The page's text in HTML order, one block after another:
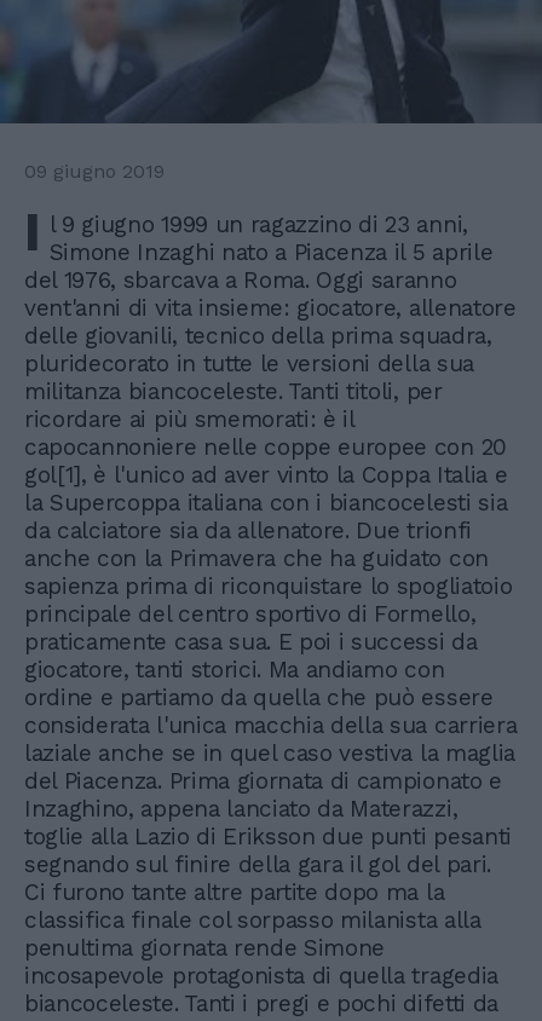
09 giugno 2019
I l 9 giugno 1999 un ragazzino di 23 anni,
Simone Inzaghi nato a Piacenza il 5 aprile
del 1976, sbarcava a Roma. Oggi saranno
vent'anni di vita insieme: giocatore, allenatore
delle giovanili, tecnico della prima squadra,
pluridecorato in tutte le versioni della sua
militanza biancoceleste. Tanti titoli, per
ricordare ai più smemorati: è il
capocannoniere nelle coppe europee con 20
gol[1], è l'unico ad aver vinto la Coppa Italia e
la Supercoppa italiana con i biancocelesti sia
da calciatore sia da allenatore. Due trionfi
anche con la Primavera che ha guidato con
sapienza prima di riconquistare lo spogliatoio
principale del centro sportivo di Formello,
praticamente casa sua. E poi i successi da
giocatore, tanti storici. Ma andiamo con
ordine e partiamo da quella che può essere
considerata l'unica macchia della sua carriera
laziale anche se in quel caso vestiva la maglia
del Piacenza. Prima giornata di campionato e
Inzaghino, appena lanciato da Materazzi,
toglie alla Lazio di Eriksson due punti pesanti
segnando sul finire della gara il gol del pari.
Ci furono tante altre partite dopo ma la
classifica finale col sorpasso milanista alla
penultima giornata rende Simone
incosapevole protagonista di quella tragedia
biancoceleste. Tanti i pregi e pochi difetti da